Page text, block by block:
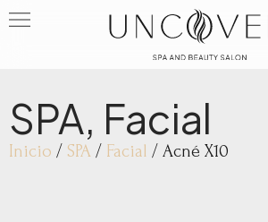
SPA, Facial
Inicio / SPA / Facial / Acné X10